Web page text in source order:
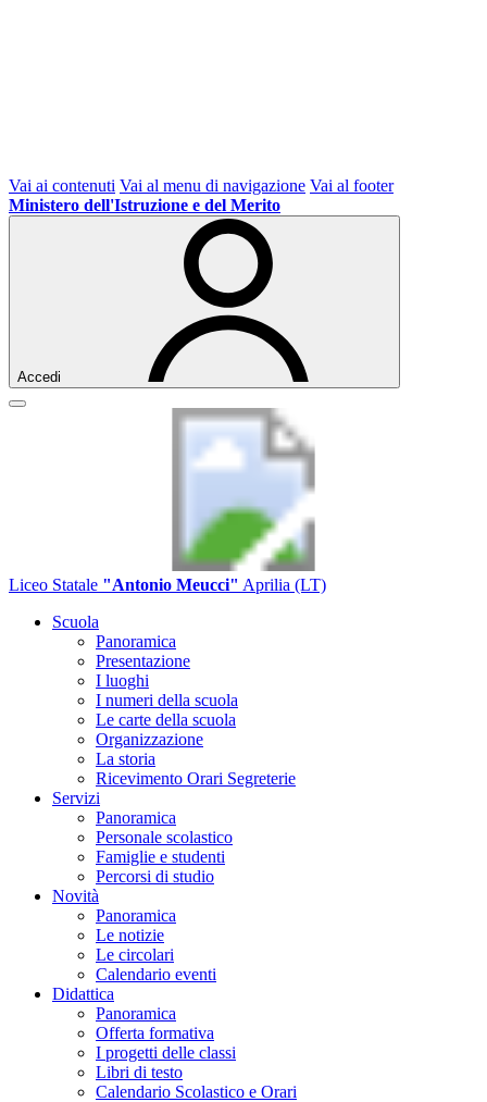
Vai ai contenuti Vai al menu di navigazione Vai al footer
Ministero dell'Istruzione e del Merito
Accedi
Liceo Statale "Antonio Meucci" Aprilia (LT)
Scuola
Panoramica
Presentazione
I luoghi
I numeri della scuola
Le carte della scuola
Organizzazione
La storia
Ricevimento Orari Segreterie
Servizi
Panoramica
Personale scolastico
Famiglie e studenti
Percorsi di studio
Novità
Panoramica
Le notizie
Le circolari
Calendario eventi
Didattica
Panoramica
Offerta formativa
I progetti delle classi
Libri di testo
Calendario Scolastico e Orari